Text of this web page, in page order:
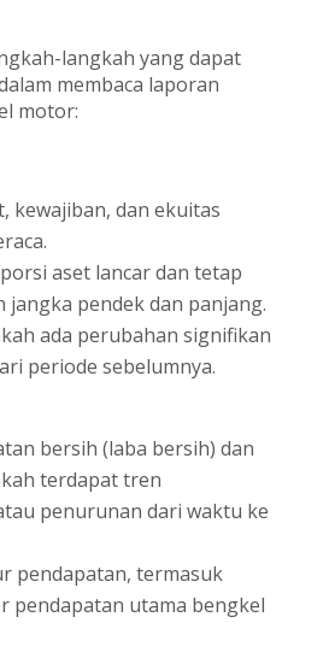
langkah yang dapat
membaca laporan
motor:
kewajiban, dan ekuitas
aset lancar dan tetap
jangka pendek dan panjang.
ada perubahan signifikan
periode sebelumnya.
bersih (laba bersih) dan
terdapat tren
penurunan dari waktu ke
pendapatan, termasuk
pendapatan utama bengkel